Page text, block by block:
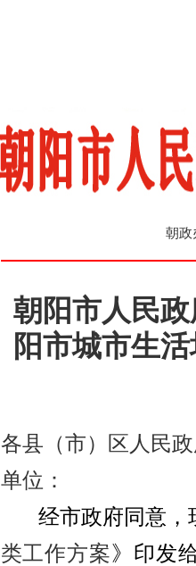
朝政
朝阳市人民
阳市城市生
各县（市）区人民
单位：
经市政府同意，
类工作方案》印发